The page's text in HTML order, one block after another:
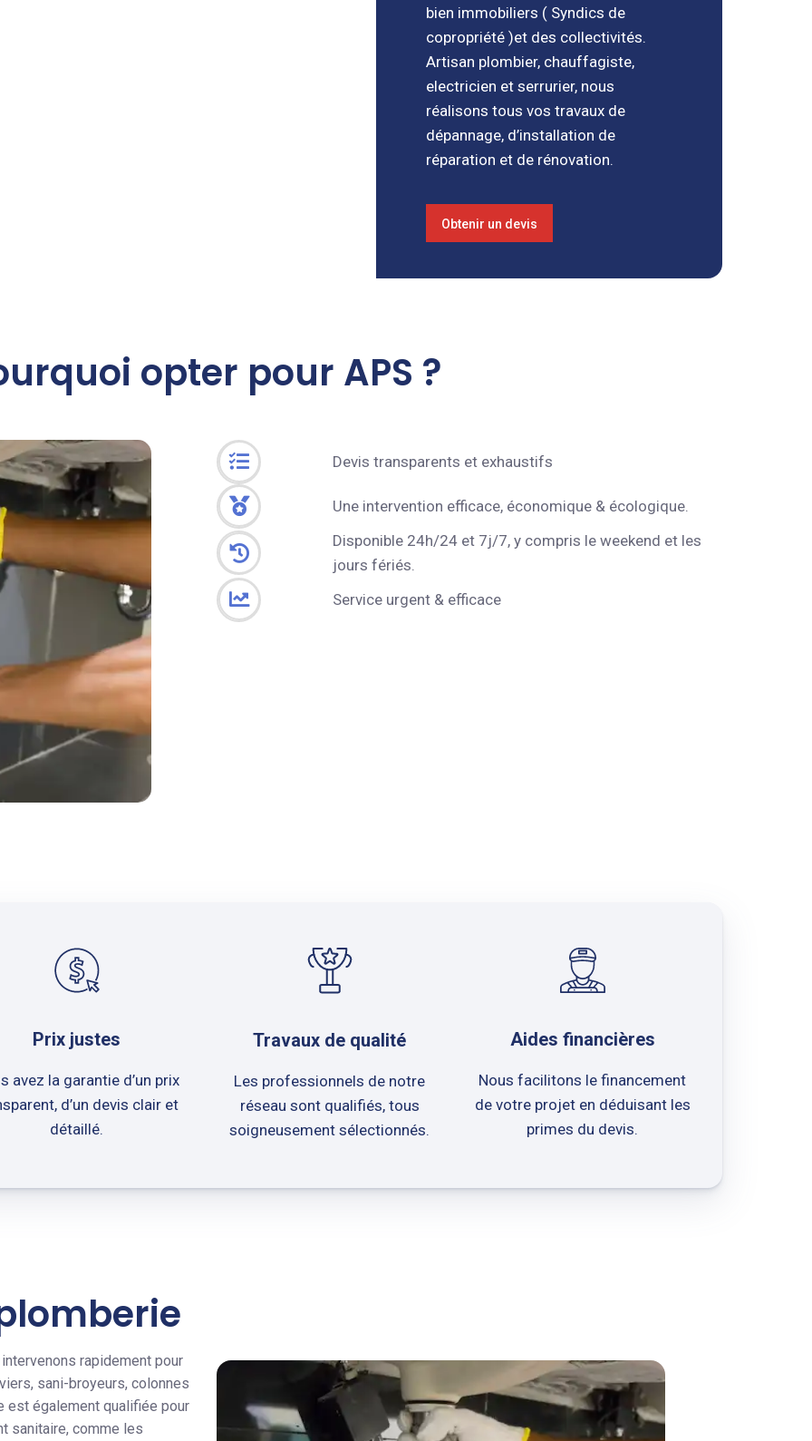
bien immobiliers ( Syndics de
copropriété )et des collectivités.
Artisan plombier, chauffagiste,
electricien et serrurier, nous
réalisons tous vos travaux de
dépannage, d’installation de
réparation et de rénovation.
Obtenir un devis
opter pour APS ?
Devis transparents et exhaustifs
Une intervention efficace, économique & écologique.
Disponible 24h/24 et 7j/7, y compris le weekend et les
jours fériés.
Service urgent & efficace
Prix justes
avez la garantie d’un prix
d’un devis clair et
détaillé.
Travaux de qualité
Les professionnels de notre
réseau sont qualifiés, tous
soigneusement sélectionnés.
Aides financières
Nous facilitons le financement
de votre projet en déduisant les
primes du devis.
rapidement pour
sani-broyeurs, colonnes
est également qualifiée pour
sanitaire, comme les